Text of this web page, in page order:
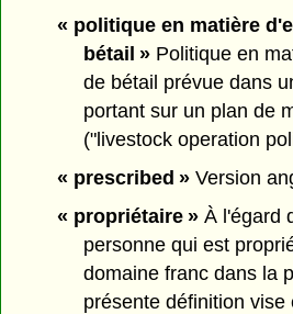
« politique en matière
bétail » Politique en
de bétail prévue dans
portant sur un plan de
("livestock operation
« prescribed »Version
« propriétaire »À l'égard
personne qui est
domaine franc dans la
présente définition vise